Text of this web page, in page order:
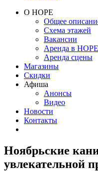
О НОРЕ
Общее
Схема этажей
Вакансии
Аренда в НОРЕ
Аренда сцены
Магазины
Скидки
Афиша
Анонсы
Видео
Новости
Контакты
Ноябрьские
увлекательной